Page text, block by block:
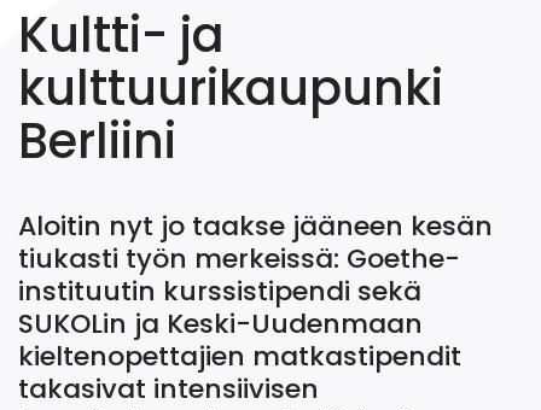
Kultti- ja
kulttuurikaupunki
Berliini
Aloitin nyt jo taakse jääneen kesän
tiukasti työn merkeissä: Goethe-
instituutin kurssistipendi sekä
SUKOLin ja Keski-Uudenmaan
kieltenopettajien matkastipendit
takasivat intensiivisen